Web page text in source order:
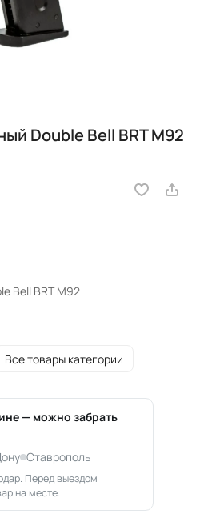
Double Bell BRT M92
Bell BRT M92
Все товары категории
— можно забрать
Ставрополь
Перед выездом
на месте.